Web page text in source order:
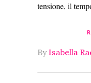
tensione, il
By Isabella